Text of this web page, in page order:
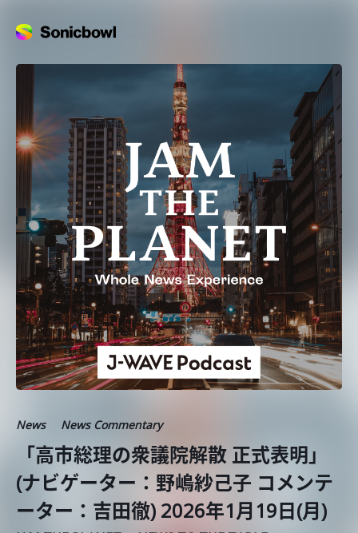
News News Commentary
「高市総理の衆議院解散 正式表明」
(ナビゲーター：野嶋紗己子 コメンテ
ーター：吉田徹) 2026年1月19日(月)